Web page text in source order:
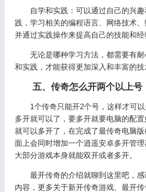
自学和实践：可以通过自己的兴
践，学习相关的编程语言、网络技术、
并通过实践操作来提高自己的技能和经
无论是哪种学习方法，都需要有
和实践，才能获得更加深入和丰富的技
五、传奇怎么开两个以上号
1个传奇只能开2个号，这样才可
多开就可以了，要多开就要电脑的配
就可以多开了，在完成了最传奇电脑
面上会同时增加一个逍遥安卓多开管
大部分游戏本身就能双开或者多开。
最开传奇的介绍就聊到这里吧，
内容，更多关于新开传奇游戏、最开